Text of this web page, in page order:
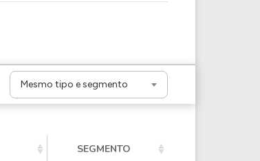
Mesmo tipo e segmento
SEGMENTO